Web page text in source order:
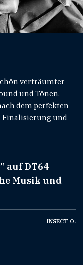
verträumter
und Tönen.
dem perfekten
Finalisierung und
auf DT64
Musik und
INSECT O.